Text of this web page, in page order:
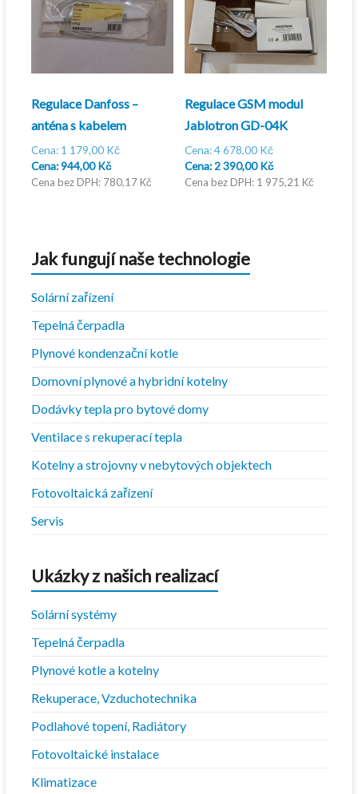
Regulace Danfoss –
anténa s kabelem
1 179,00 KčPůvodní
byla:
944,00KčAktuální
cena
780,17Kč
Regulace GSM modul
Jablotron GD-04K
4 678,00 KčPůvodní
cena
byla:
2 390,00KčAktuální
cena
1 975,21Kč
Jak fungují naše technologie
Solární zařízení
Tepelná čerpadla
Plynové kondenzační kotle
Domovní plynové a hybridní kotelny
Dodávky tepla pro bytové domy
Ventilace s rekuperací tepla
Kotelny a strojovny v nebytových objektech
Fotovoltaická zařízení
Servis
Ukázky z našich realizací
Solární systémy
Tepelná čerpadla
Plynové kotle a kotelny
Rekuperace, Vzduchotechnika
Podlahové topení, Radiátory
Fotovoltaické instalace
Klimatizace